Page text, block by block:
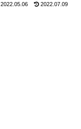
2022.05.06 2022.07.09